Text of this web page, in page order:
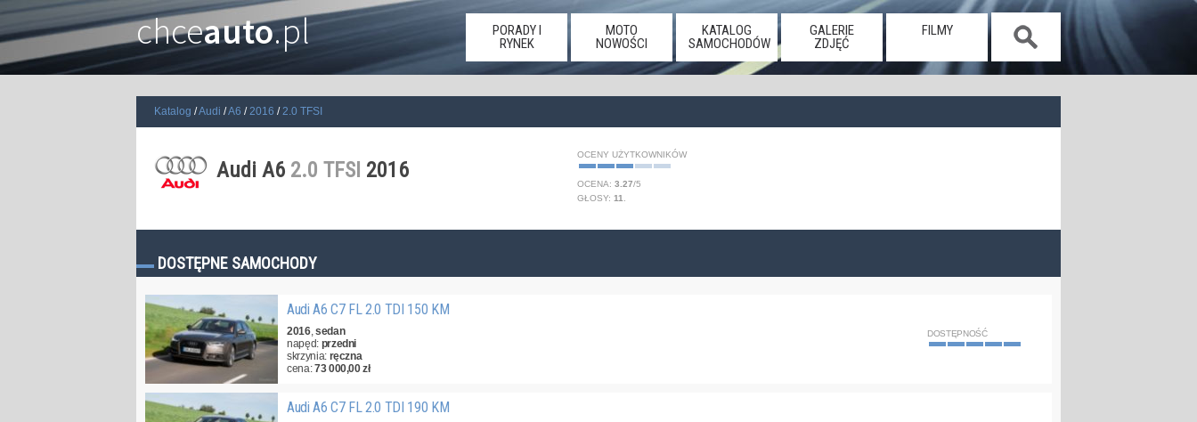
chceauto.pl
PORADY I
RYNEK
MOTO
NOWOŚCI
KATALOG
SAMOCHODÓW
GALERIE
ZDJĘĆ
FILMY
Katalog Audi A6 2016 2.0 TFSI
Audi A6 2.0 TFSI 2016
OCENY UŻYTKOWNIKÓW
OCENA: 3.27/5
GŁOSY: 11
DOSTĘPNE SAMOCHODY
Audi A6 C7 FL 2.0 TDI 150 KM
2016,sedan
napęd: przedni
skrzynia: ręczna
cena:73 000,00 zł
DOSTĘPNOŚĆ
Audi A6 C7 FL 2.0 TDI 190 KM